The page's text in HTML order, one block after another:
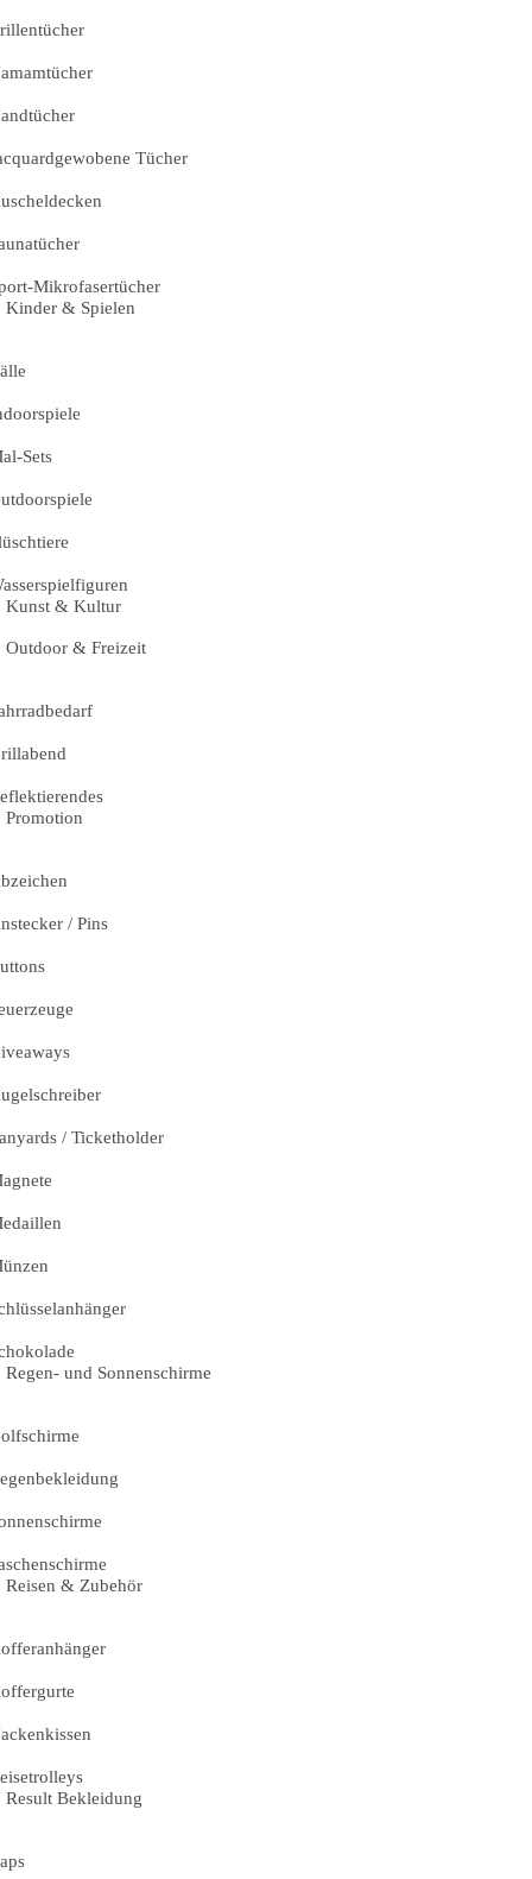
Tücher
Mikrofasertücher
Kinder & Spielen
Sets
Kunst & Kultur
Outdoor & Freizeit
Promotion
/ Pins
/ Ticketholder
Regen- und Sonnenschirme
Reisen & Zubehör
Result Bekleidung